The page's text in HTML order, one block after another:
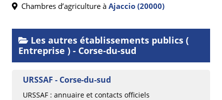
Chambres d’agriculture à Ajaccio (20000)
Les autres établissements publics (
Entreprise ) - Corse-du-sud
URSSAF - Corse-du-sud
URSSAF : annuaire et contacts officiels